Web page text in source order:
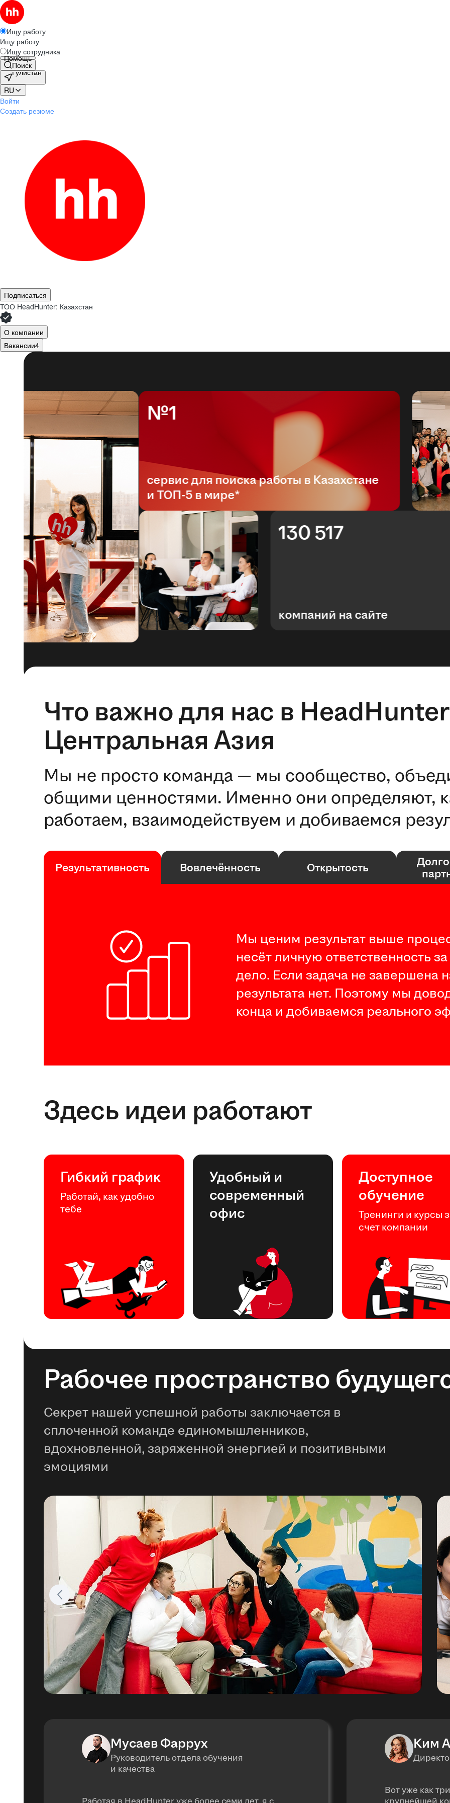
Ищу работу
Ищу работу
Ищу сотрудника
Помощь
Поиск
Гулистан
RU
Войти
Создать резюме
Подписаться
ТОО HeadHunter: Казахстан
О компании
Вакансии4
№1
сервис для поиска работы в Казахстане
и ТОП-5 в мире*
130 517
компаний на сайте
Что важно для нас в HeadHunter
Центральная Азия
Мы не просто команда — мы сообщество,
общими ценностями. Именно они определяют,
работаем, взаимодействуем и добиваемся
Результативность Вовлечённость Открытость
Мы ценим результат выше
несёт личную ответственность
дело. Если задача не завершена
результата нет. Поэтому мы
конца и добиваемся реального
Здесь идеи работают
Гибкий график
Работай, как удобно
тебе
Удобный и
современный
офис
Доступное
обучение
Тренинги и курсы
счет компании
Рабочее пространство
Секрет нашей успешной работы заключается в
сплоченной команде единомышленников,
вдохновленной, заряженной энергией и позитивными
эмоциями
Мусаев Фаррух
Руководитель отдела обучения
и качества
Ким
Вот уже как